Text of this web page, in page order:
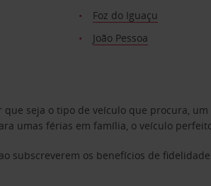
Foz do Iguaçu
João Pessoa
seja o tipo de veículo que procura,
umas férias em família, o veículo
subscreverem os benefícios de